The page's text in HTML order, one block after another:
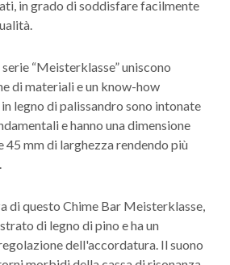
in grado di soddisfare facilmente
“Meisterklasse” uniscono
di materiali e un know-how
legno di palissandro sono intonate
e hanno una dimensione
45 mm di larghezza rendendo più
di questo Chime Bar Meisterklasse,
di legno di pino e ha un
dell'accordatura. Il suono